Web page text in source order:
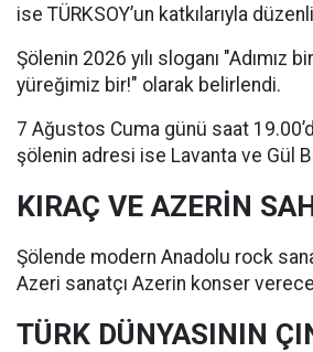
ise TÜRKSOY’un katkılarıyla
Şölenin 2026 yılı sloganı "Adımız
yüreğimiz bir!" olarak belirlendi.
7 Ağustos Cuma günü saat
şölenin adresi ise Lavanta ve Gül
KIRAÇ VE AZERİN
Şölende modern Anadolu rock
Azeri sanatçı Azerin konser
TÜRK DÜNYASININ